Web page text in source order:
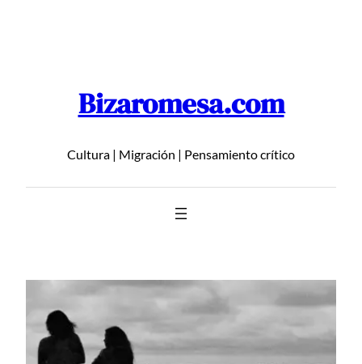
Bizaromesa.com
Cultura | Migración | Pensamiento crítico